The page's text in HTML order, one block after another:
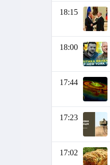
18:15
18:00
17:44
17:23
17:02